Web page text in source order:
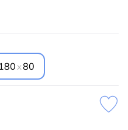
180 x80